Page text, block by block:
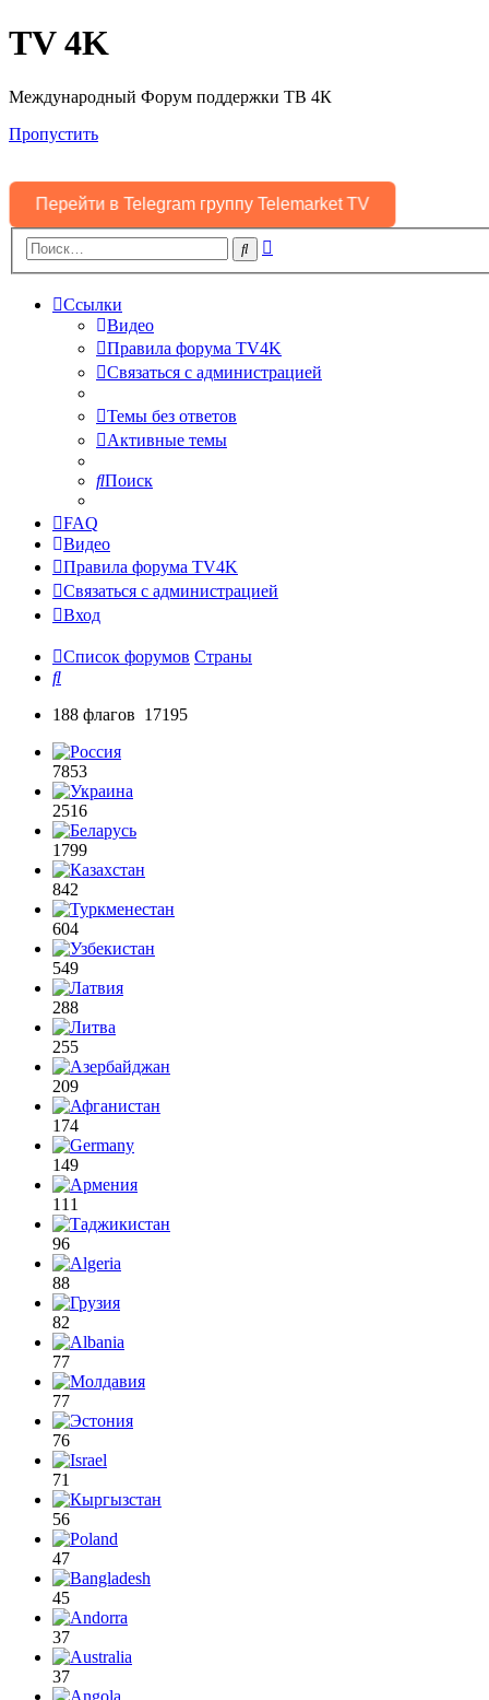
TV 4K
Международный Форум поддержки ТВ 4К
Пропустить
Перейти в Telegram группу Telemarket TV
Поиск
Ссылки
Видео
Правила форума TV4K
Связаться с администрацией
Темы без ответов
Активные темы
Поиск
FAQ
Видео
Правила форума TV4K
Связаться с администрацией
Вход
Список форумов Страны
Поиск
188 флагов 17195
7853
2516
1799
842
604
549
288
255
209
174
149
111
96
88
82
77
77
76
71
56
47
45
37
37